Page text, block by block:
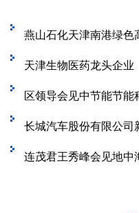
天津生物医药龙头企业
区领导会见中节能节能
连茂君王秀峰会见地中